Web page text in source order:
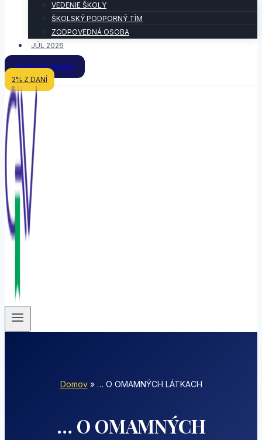
VEDENIE ŠKOLY
ŠKOLSKÝ PODPORNÝ TÍM
ZODPOVEDNÁ OSOBA
JÚL 2026
Prijímacie skúšky
2% Z DANÍ
Domov» … O OMAMNÝCH LÁTKACH
… O OMAMNÝCH